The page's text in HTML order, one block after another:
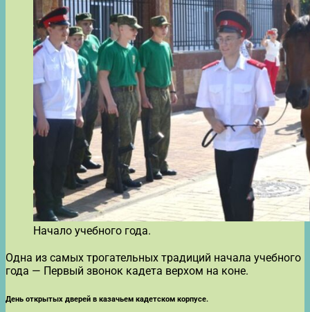
Начало учебного года.
Одна из самых трогательных традиций начала учебного
года — Первый звонок кадета верхом на коне.
День открытых дверей в казачьем кадетском корпусе.